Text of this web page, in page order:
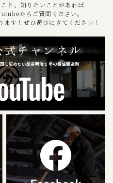
と、知りたいことがあれば
からご質問ください。
す！ぜひ遊びにきてください！